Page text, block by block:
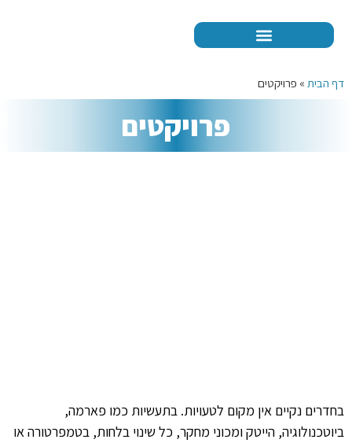
דף הבית » פרויקטים
פרויקטים
בחדרים נקיים אין מקום לטעויות. בתעשיות כמו פארמה,
ביוטכנולוגיה, הייטק ומכוני מחקר, כל שינוי בלחות, בטמפרטורה או